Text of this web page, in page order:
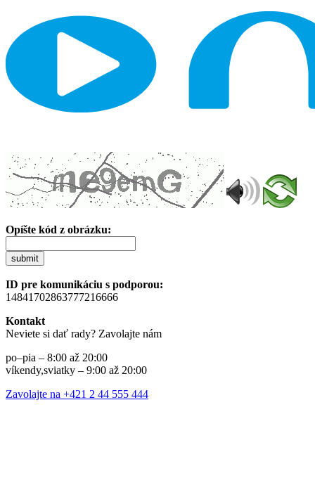
Opíšte kód z obrázku:
submit
ID pre komunikáciu s podporou:
14841702863777216666
Kontakt
Neviete si dať rady? Zavolajte nám
po–pia – 8:00 až 20:00
víkendy,sviatky – 9:00 až 20:00
Zavolajte na +421 2 44 555 444